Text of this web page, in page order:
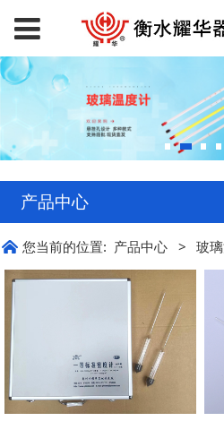
产品中心
您当前的位置: 产品中心 > 玻